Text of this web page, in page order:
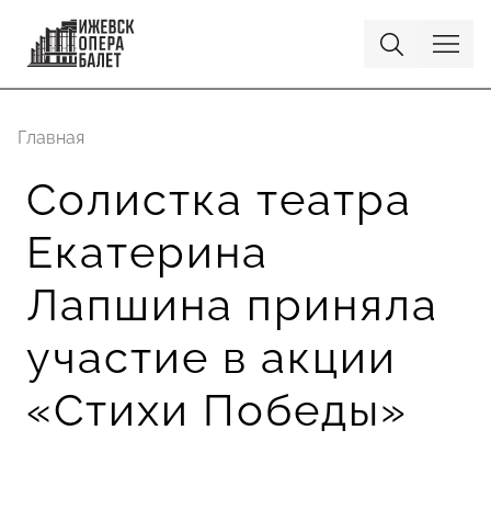
Главная
Солистка театра
Екатерина
Лапшина приняла
участие в акции
«Стихи Победы»